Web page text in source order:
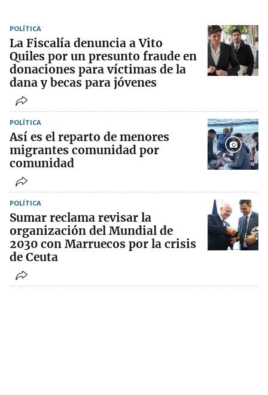
POLÍTICA
La Fiscalía denuncia a Vito
Quiles por un presunto fraude en
donaciones para víctimas de la
dana y becas para jóvenes
POLÍTICA
Así es el reparto de menores
migrantes comunidad por
comunidad
POLÍTICA
Sumar reclama revisar la
organización del Mundial de
2030 con Marruecos por la crisis
de Ceuta